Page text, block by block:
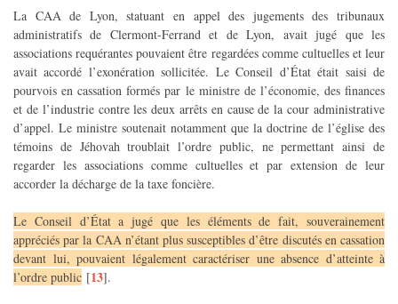
La CAA de Lyon, statuant en appel des jugements des tribunaux
administratifs de Clermont-Ferrand et de Lyon, avait jugé que les
associations requérantes pouvaient être regardées comme cultuelles et leur
avait accordé l’exonération sollicitée. Le Conseil d’État était saisi de
pourvois en cassation formés par le ministre de l’économie, des finances
et de l’industrie contre les deux arrêts en cause de la cour administrative
d’appel. Le ministre soutenait notamment que la doctrine de l’église des
témoins de Jéhovah troublait l’ordre public, ne permettant ainsi de
regarder les associations comme cultuelles et par extension de leur
accorder la décharge de la taxe foncière.
Le Conseil d’État a jugé que les éléments de fait, souverainement
appréciés par la CAA n’étant plus susceptibles d’être discutés en cassation
devant lui, pouvaient légalement caractériser une absence d’atteinte à
l’ordre public [13].